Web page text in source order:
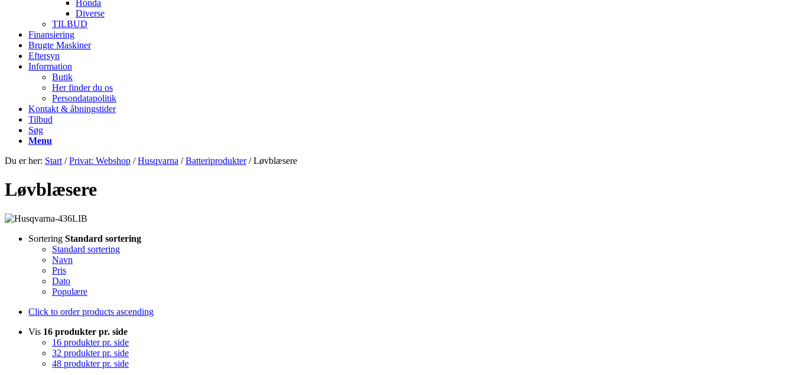
Honda
Diverse
TILBUD
Finansiering
Brugte Maskiner
Eftersyn
Information
Butik
Her finder du os
Persondatapolitik
Kontakt & åbningstider
Tilbud
Søg
Menu
Du er her: Start / Privat: Webshop / Husqvarna / Batteriprodukter / Løvblæsere
Løvblæsere
Sortering Standard sortering
Standard sortering
Navn
Pris
Dato
Populære
Click to order products ascending
Vis 16 produkter pr. side
16 produkter pr. side
32 produkter pr. side
48 produkter pr. side